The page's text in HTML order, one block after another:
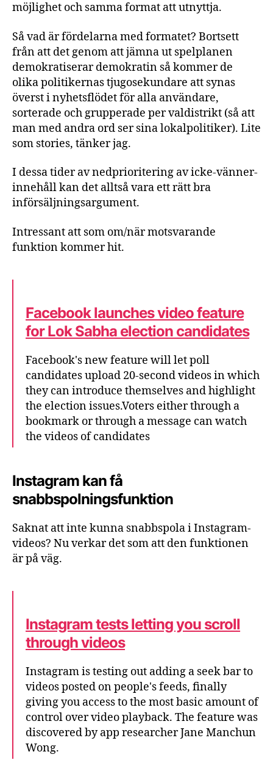
möjlighet och samma format att utnyttja.
Så vad är fördelarna med formatet? Bortsett
från att det genom att jämna ut spelplanen
demokratiserar demokratin så kommer de
olika politikernas tjugosekundare att synas
överst i nyhetsflödet för alla användare,
sorterade och grupperade per valdistrikt (så att
man med andra ord ser sina lokalpolitiker). Lite
som stories, tänker jag.
I dessa tider av nedprioritering av icke-vänner-
innehåll kan det alltså vara ett rätt bra
införsäljningsargument.
Intressant att som om/när motsvarande
funktion kommer hit.
Facebook launches video feature
for Lok Sabha election candidates
Facebook's new feature will let poll
candidates upload 20-second videos in which
they can introduce themselves and highlight
the election issues.Voters either through a
bookmark or through a message can watch
the videos of candidates
Instagram kan få
snabbspolningsfunktion
Saknat att inte kunna snabbspola i Instagram-
videos? Nu verkar det som att den funktionen
är på väg.
Instagram tests letting you scroll
through videos
Instagram is testing out adding a seek bar to
videos posted on people's feeds, finally
giving you access to the most basic amount of
control over video playback. The feature was
discovered by app researcher Jane Manchun
Wong.